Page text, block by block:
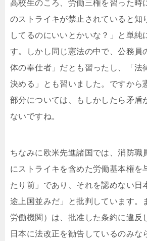
高校生のころ、労働三権を習った時
のストライキが禁止されていると知
してるのにいいとかいな？」と単純
す。しかし同じ憲法の中で、公務員
体の奉仕者」だとも習ったし、「法
決める」とも習いました。ですから
部分については、もしかしたら矛盾
ないですね。
ちなみに欧米先進諸国では、消防職
にストライキを含めた労働基本権を
たり前」であり、それを認めない日
途上国並みだ」と批判しています。
労働機関）は、批准した条約に違反
日本に法改正を勧告しているのみな